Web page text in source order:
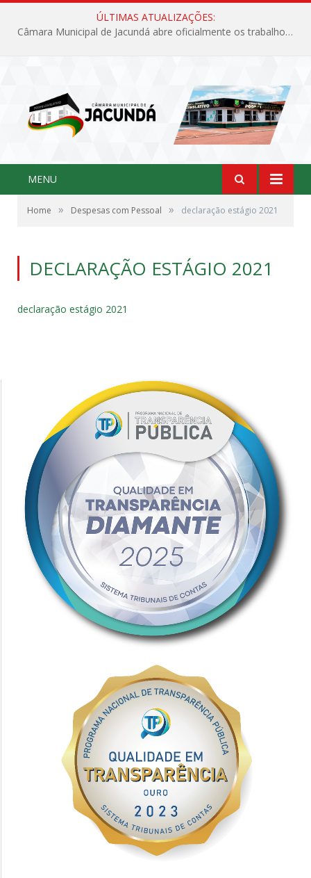
ÚLTIMAS ATUALIZAÇÕES:
Câmara Municipal de Jacundá abre oficialmente os trabalhos legislativos de 2026
MENU
Home » Despesas com Pessoal » declaração estágio 2021
DECLARAÇÃO ESTÁGIO 2021
declaração estágio 2021